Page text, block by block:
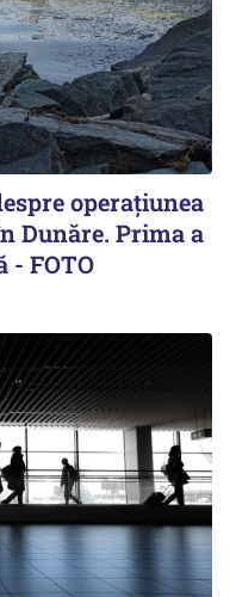
operațiunea
Dunăre. Prima a
- FOTO